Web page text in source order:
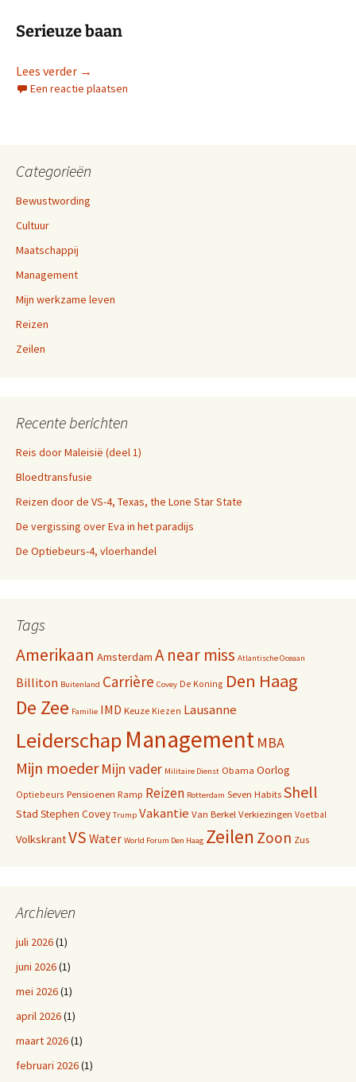
Serieuze baan
Lees verder Werken bij Van Berkel: veel geleerd!
→
Een reactie plaatsen
Categorieën
Bewustwording
Cultuur
Maatschappij
Management
Mijn werkzame leven
Reizen
Zeilen
Recente berichten
Reis door Maleisië (deel 1)
Bloedtransfusie
Reizen door de VS-4, Texas, the Lone Star State
De vergissing over Eva in het paradijs
De Optiebeurs-4, vloerhandel
Tags
Amerikaan Amsterdam A near miss Atlantische Oceaan
Billiton Buitenland Carrière Covey De Koning Den Haag
De Zee Familie IMD Keuze Kiezen Lausanne
Leiderschap Management MBA
Mijn moeder Mijn vader Militaire Dienst Obama Oorlog
Optiebeurs Pensioenen Ramp Reizen Rotterdam Seven HabitsShell
Stad Stephen Covey Trump Vakantie Van Berkel Verkiezingen Voetbal
VolkskrantVS Water World Forum Den Haag Zeilen Zoon Zus
Archieven
juli 2026(1)
juni 2026(1)
mei 2026(1)
april 2026(1)
maart 2026(1)
februari 2026(1)